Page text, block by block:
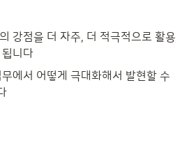
강점을 더 자주, 더 적극적으로 활용
니다
에서 어떻게 극대화해서 발현할 수